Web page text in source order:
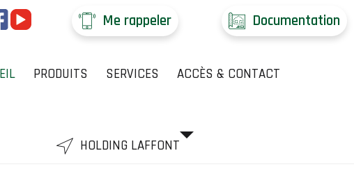
Me rappeler Documentation
PRODUITS SERVICES ACCÈS & CONTACT
HOLDING LAFFONT